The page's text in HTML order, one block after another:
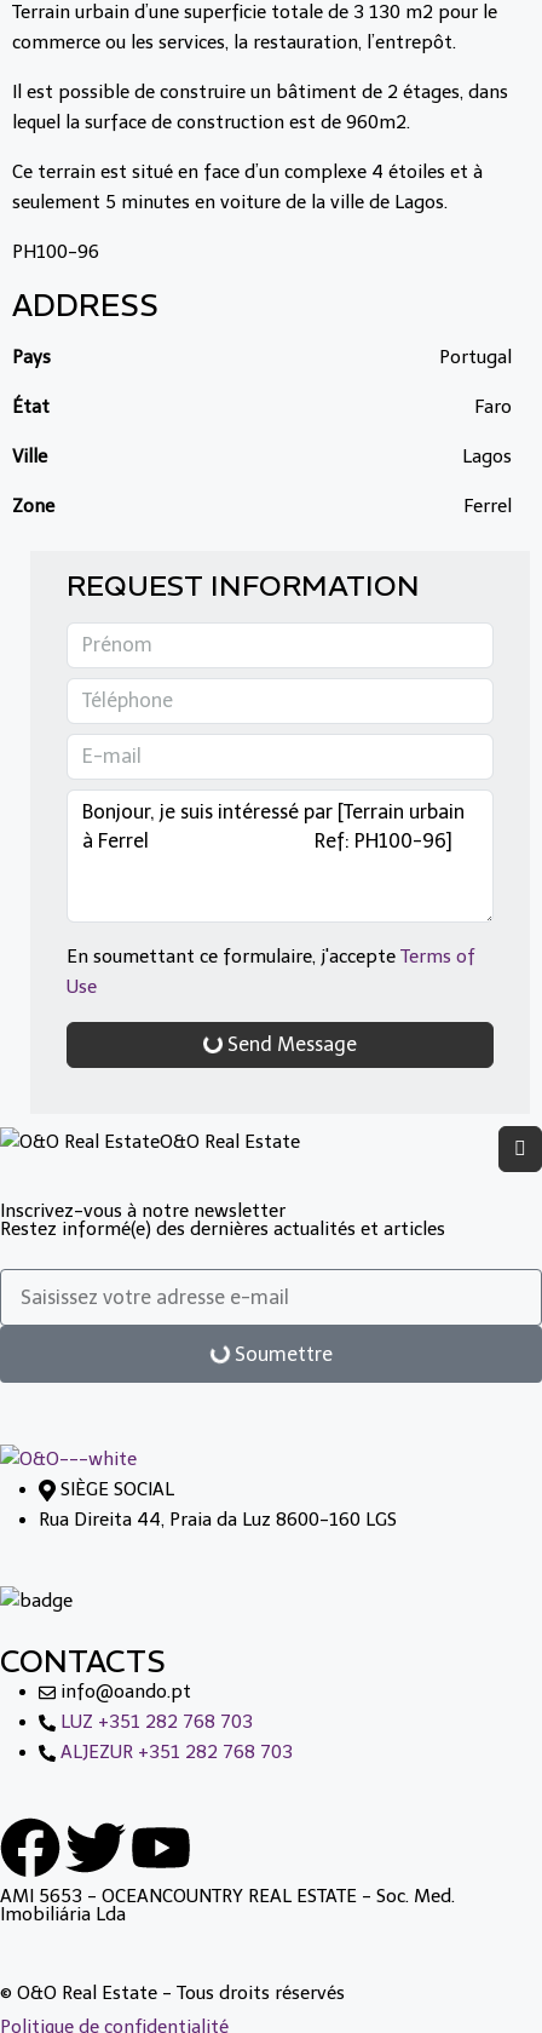
Terrain urbain d’une superficie totale de 3 130 m2 pour le
commerce ou les services, la restauration, l’entrepôt.
Il est possible de construire un bâtiment de 2 étages, dans
lequel la surface de construction est de 960m2.
Ce terrain est situé en face d’un complexe 4 étoiles et à
seulement 5 minutes en voiture de la ville de Lagos.
PH100-96
ADDRESS
Pays Portugal
État Faro
Ville Lagos
Zone Ferrel
REQUEST INFORMATION
En soumettant ce formulaire, j'accepte Terms of
Use
Send Message
O&O Real Estate
Inscrivez-vous à notre newsletter
Restez informé(e) des dernières actualités et articles
Soumettre
SIÈGE SOCIAL
Rua Direita 44, Praia da Luz 8600-160 LGS
CONTACTS
info@oando.pt
LUZ +351 282 768 703
ALJEZUR +351 282 768 703
AMI 5653 - OCEANCOUNTRY REAL ESTATE - Soc. Med.
Imobiliária Lda
© O&O Real Estate - Tous droits réservés
Politique de confidentialité